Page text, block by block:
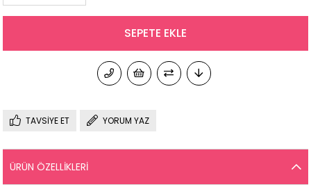
TAVSIYE ET YORUM YAZ
ÜRÜN ÖZELLIKLERI